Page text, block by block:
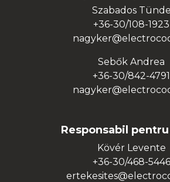
Szabados Tünde
+36-30/108-1923
Sebők Andrea
+36-30/842-4791
Responsabil
Kövér Levente
+36-30/468-5446